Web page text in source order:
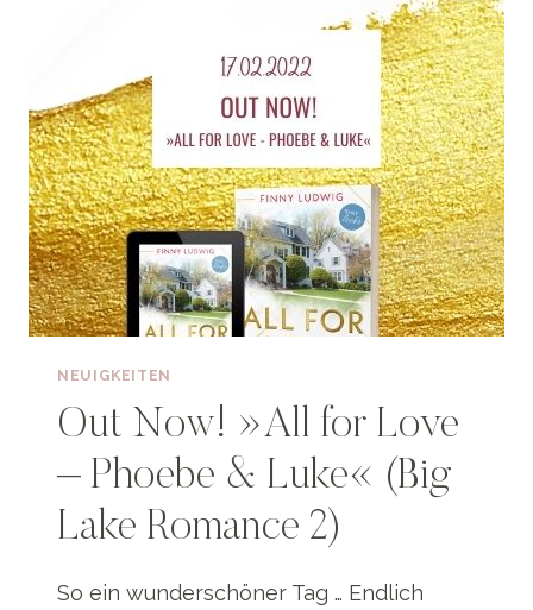
NEUIGKEITEN
Out Now! »All for Love
– Phoebe & Luke« (Big
Lake Romance 2)
So ein wunderschöner Tag … Endlich